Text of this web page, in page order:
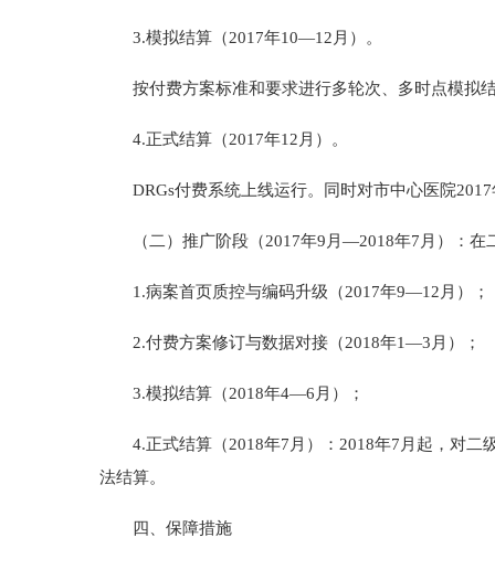
3.模拟结算（2017年10—12月）。
按付费方案标准和要求进行多轮次、多时点模拟结
4.正式结算（2017年12月）。
DRGs付费系统上线运行。同时对市中心医院2017
（二）推广阶段（2017年9月—2018年7月）：在
1.病案首页质控与编码升级（2017年9—12月）；
2.付费方案修订与数据对接（2018年1—3月）；
3.模拟结算（2018年4—6月）；
4.正式结算（2018年7月）：2018年7月起，对二
法结算。
四、保障措施